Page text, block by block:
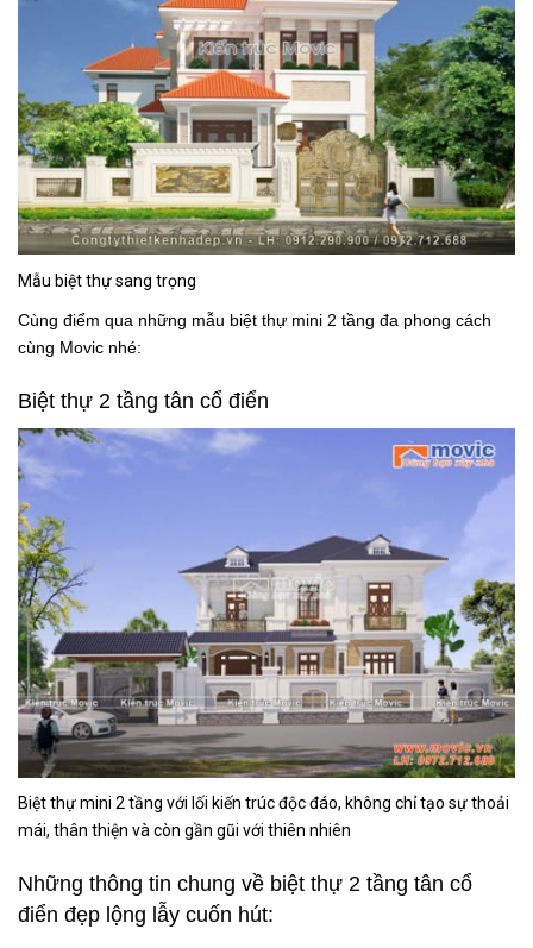
Mẫu biệt thự sang trọng
Cùng điểm qua những mẫu biệt thự mini 2 tầng đa phong cách
cùng Movic nhé:
Biệt thự 2 tầng tân cổ điển
Biệt thự mini 2 tầng với lối kiến trúc độc đáo, không chỉ tạo sự thoải
mái, thân thiện và còn gần gũi với thiên nhiên
Những thông tin chung về biệt thự 2 tầng tân cổ
điển đẹp lộng lẫy cuốn hút: